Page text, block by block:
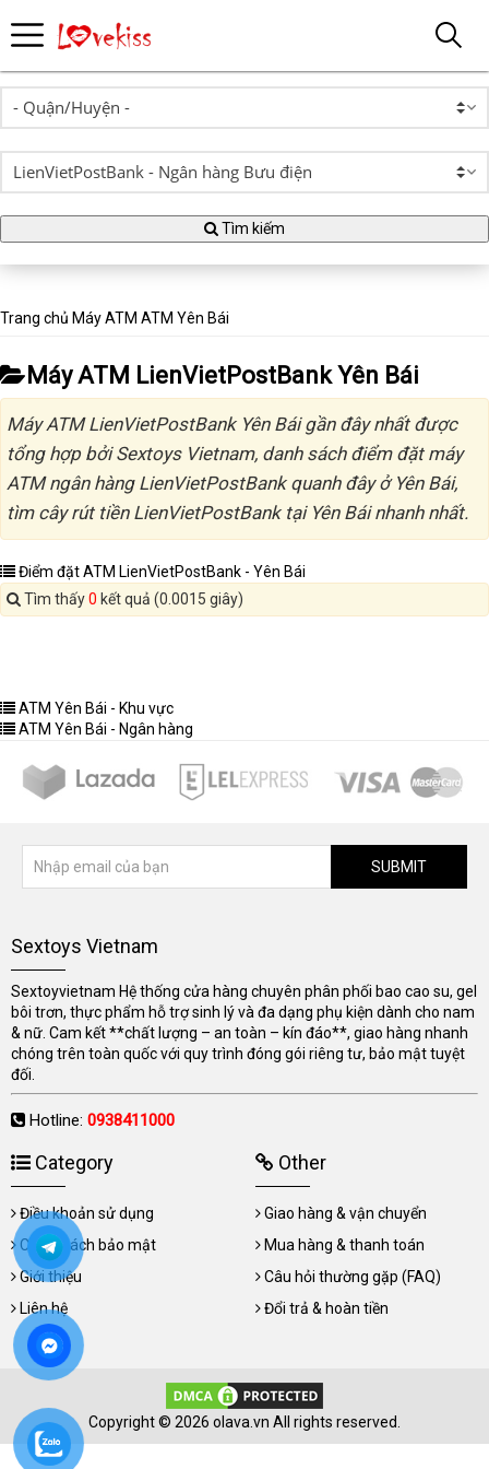
Tìm kiếm
Trang chủ Máy ATM ATM Yên Bái
Máy ATM LienVietPostBank Yên Bái
Máy ATM LienVietPostBank Yên Bái gần đây nhất được
tổng hợp bởi Sextoys Vietnam, danh sách điểm đặt máy
ATM ngân hàng LienVietPostBank quanh đây ở Yên Bái,
tìm cây rút tiền LienVietPostBank tại Yên Bái nhanh nhất.
Điểm đặt ATM LienVietPostBank - Yên Bái
Tìm thấy0 kết quả (0.0015 giây)
ATM Yên Bái - Khu vực
ATM Yên Bái - Ngân hàng
SUBMIT
Sextoys Vietnam
Sextoyvietnam Hệ thống cửa hàng chuyên phân phối bao cao su, gel
bôi trơn, thực phẩm hỗ trợ sinh lý và đa dạng phụ kiện dành cho nam
& nữ. Cam kết **chất lượng – an toàn – kín đáo**, giao hàng nhanh
chóng trên toàn quốc với quy trình đóng gói riêng tư, bảo mật tuyệt
đối.
Hotline: 0938411000
Category
Điều khoản sử dụng
Chính sách bảo mật
Giới thiệu
Liên hệ
Other
Giao hàng & vận chuyển
Mua hàng & thanh toán
Câu hỏi thường gặp (FAQ)
Đổi trả & hoàn tiền
Copyright © 2026 olava.vn All rights reserved.